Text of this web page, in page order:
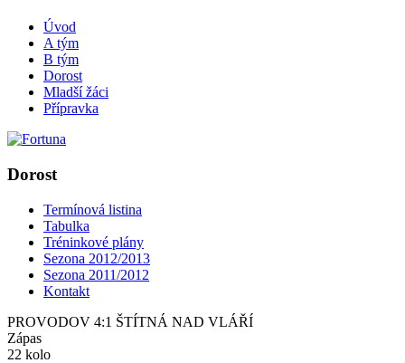
Úvod
A tým
B tým
Dorost
Mladší žáci
Přípravka
Dorost
Termínová listina
Tabulka
Tréninkové plány
Sezona 2012/2013
Sezona 2011/2012
Kontakt
PROVODOV 4:1 ŠTÍTNÁ NAD VLÁŘÍ
Zápas
22 kolo